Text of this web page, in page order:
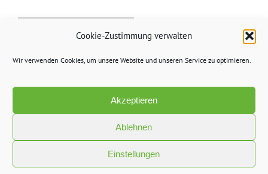
Cookie-Zustimmung verwalten
Wir verwenden Cookies, um unsere Website und unseren Service zu optimieren.
Akzeptieren
Ablehnen
Einstellungen
© Copyright 2017 - 2020 Gartenmöbel Kassel